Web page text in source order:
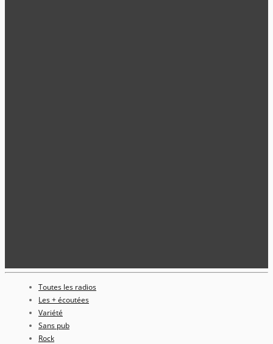
Toutes les radios
Les + écoutées
Variété
Sans pub
Rock